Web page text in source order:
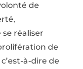
de
réaliser
de
à-dire de